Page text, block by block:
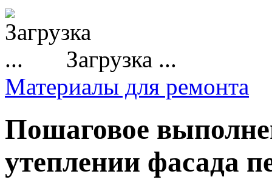
Загрузка ...
Материалы для ремонта
Пошаговое
утеплении фасада